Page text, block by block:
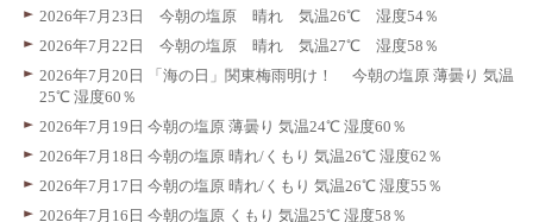
2026年7月23日 今朝の塩原 晴れ 気温26℃ 湿度54％
2026年7月22日 今朝の塩原 晴れ 気温27℃ 湿度58％
2026年7月20日 「海の日」関東梅雨明け！ 今朝の塩原 薄曇り 気温
25℃ 湿度60％
2026年7月19日 今朝の塩原 薄曇り 気温24℃ 湿度60％
2026年7月18日 今朝の塩原 晴れ/くもり 気温26℃ 湿度62％
2026年7月17日 今朝の塩原 晴れ/くもり 気温26℃ 湿度55％
2026年7月16日 今朝の塩原 くもり 気温25℃ 湿度58％